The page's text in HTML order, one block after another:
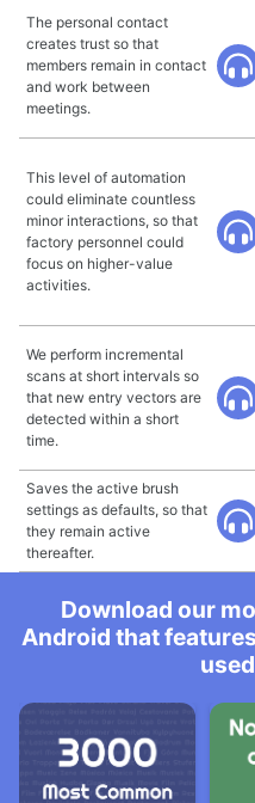
The personal contact
creates trust so that
members remain in contact
and work between
meetings.
This level of automation
could eliminate countless
minor interactions, so that
factory personnel could
focus on higher-value
activities.
We perform incremental
scans at short intervals so
that new entry vectors are
detected within a short
time.
Saves the active brush
settings as defaults, so that
they remain active
thereafter.
Download our
Android that